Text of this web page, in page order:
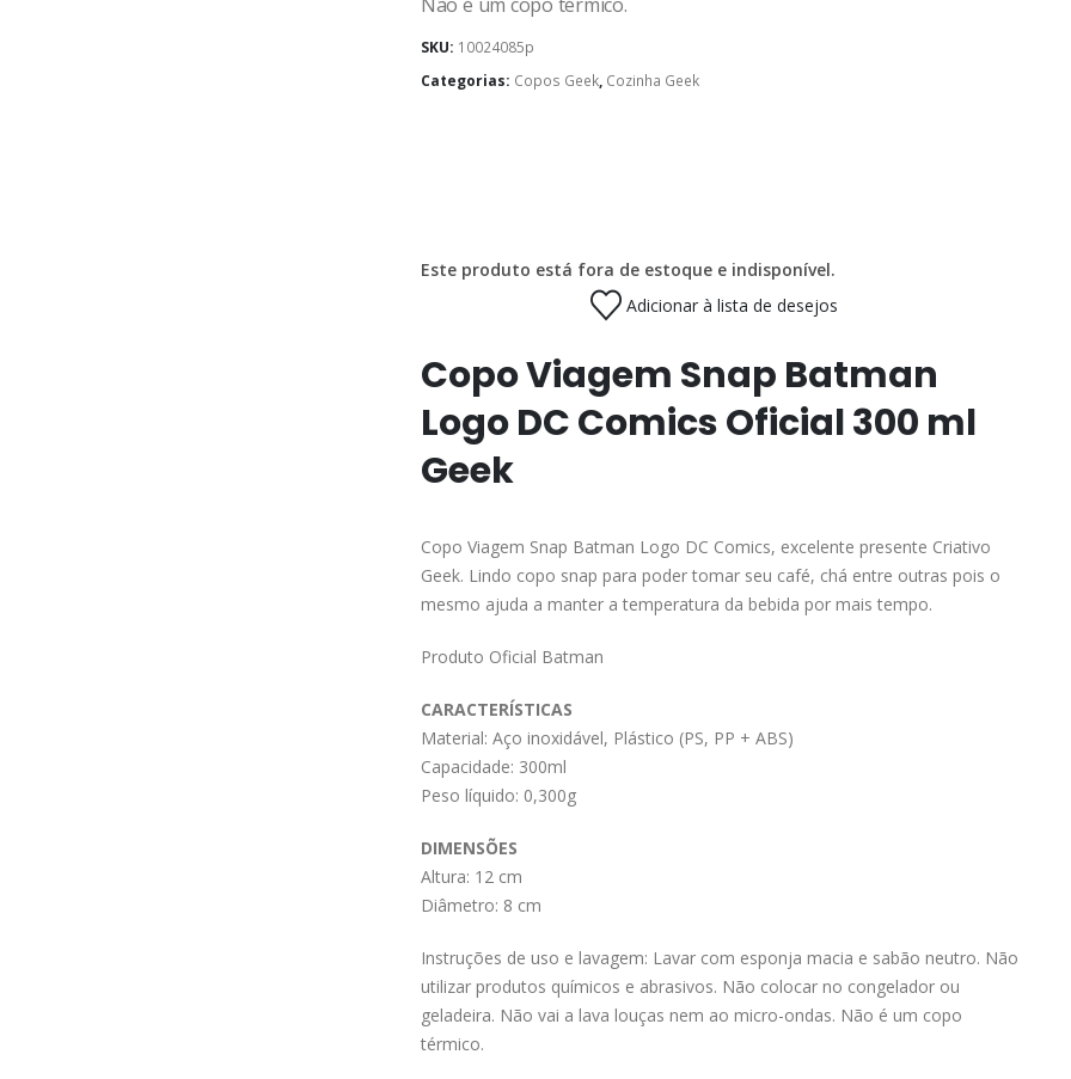
SKU: 10024085p
Categorias: Copos Geek, Cozinha Geek
Este produto está fora de estoque e indisponível.
Adicionar à lista de desejos
Copo Viagem Snap Batman
Logo DC Comics Oficial 300 ml
Geek
Copo Viagem Snap Batman Logo DC Comics, excelente presente Criativo
Geek. Lindo copo snap para poder tomar seu café, chá entre outras pois o
mesmo ajuda a manter a temperatura da bebida por mais tempo.
Produto Oficial Batman
CARACTERÍSTICAS
Material: Aço inoxidável, Plástico (PS, PP + ABS)
Capacidade: 300ml
Peso líquido: 0,300g
DIMENSÕES
Altura: 12 cm
Diâmetro: 8 cm
Instruções de uso e lavagem: Lavar com esponja macia e sabão neutro. Não
utilizar produtos químicos e abrasivos. Não colocar no congelador ou
geladeira. Não vai a lava louças nem ao micro-ondas. Não é um copo
térmico.